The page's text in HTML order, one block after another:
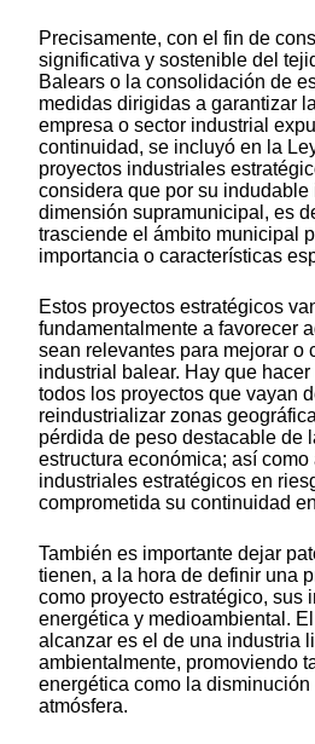
Precisamente, con el fin de
significativa y sostenible del
Balears o la consolidación de
medidas dirigidas a garantizar
empresa o sector industrial
continuidad, se incluyó en la
proyectos industriales
considera que por su
dimensión supramunicipal, es
trasciende el ámbito municipal
importancia o características
Estos proyectos estratégicos
fundamentalmente a favorecer
sean relevantes para mejorar o
industrial balear. Hay que
todos los proyectos que vayan
reindustrializar zonas
pérdida de peso destacable de
estructura económica; así
industriales estratégicos en
comprometida su continuidad
También es importante dejar
tienen, a la hora de definir una
como proyecto estratégico, sus
energética y medioambiental.
alcanzar es el de una industria
ambientalmente, promoviendo
energética como la
atmósfera.